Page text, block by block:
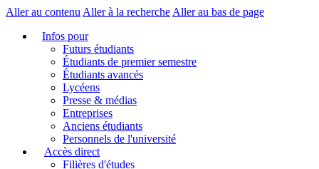
Aller au contenu Aller à la recherche Aller au bas de page
Infos pour
Futurs étudiants
Étudiants de premier semestre
Étudiants avancés
Lycéens
Presse & médias
Entreprises
Anciens étudiants
Personnels de l'université
Accès direct
Filières d'études